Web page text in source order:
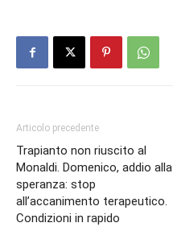
Articolo precedente
Trapianto non riuscito al
Monaldi. Domenico, addio alla
speranza: stop
all’accanimento terapeutico.
Condizioni in rapido